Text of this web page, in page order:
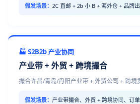
假发场景： 2C 直邮 + 2b 小 B + 海外仓 + 品牌
🏭 S2B2b 产业协同
产业带 + 外贸 + 跨境撮合
撮合许昌/青岛/丹阳产业带 + 外贸公司 + 跨境
假发场景： 产业带撮合、外贸 + 跨境协同、订